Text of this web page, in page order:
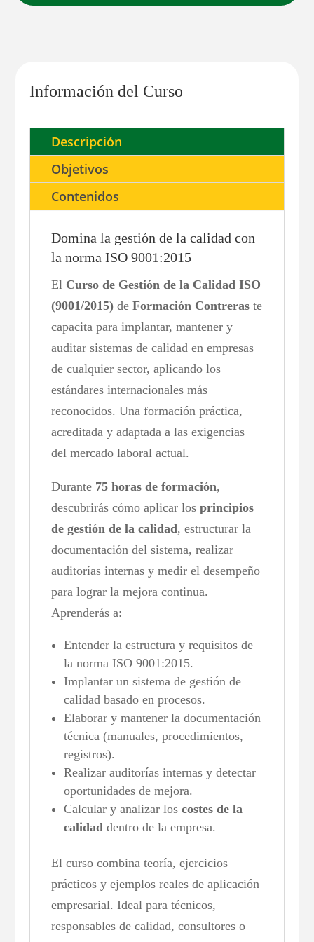
Información del Curso
Descripción
Objetivos
Contenidos
Domina la gestión de la calidad con
la norma ISO 9001:2015
El Curso de Gestión de la Calidad ISO
(9001/2015) deFormación Contreras te
capacita para implantar, mantener y
auditar sistemas de calidad en empresas
de cualquier sector, aplicando los
estándares internacionales más
reconocidos. Una formación práctica,
acreditada y adaptada a las exigencias
del mercado laboral actual.
Durante 75 horas de formación,
descubrirás cómo aplicar losprincipios
de gestión de la calidad, estructurar la
documentación del sistema, realizar
auditorías internas y medir el desempeño
para lograr la mejora continua.
Aprenderás a:
Entender la estructura y requisitos de
la norma ISO 9001:2015.
Implantar un sistema de gestión de
calidad basado en procesos.
Elaborar y mantener la documentación
técnica (manuales, procedimientos,
registros).
Realizar auditorías internas y detectar
oportunidades de mejora.
Calcular y analizar loscostes de la
calidad dentro de la empresa.
El curso combina teoría, ejercicios
prácticos y ejemplos reales de aplicación
empresarial. Ideal para técnicos,
responsables de calidad, consultores o